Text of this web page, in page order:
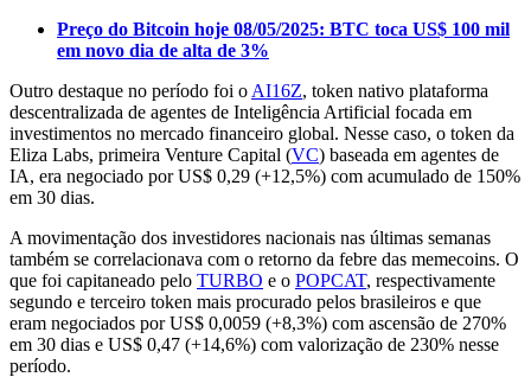
Preço do Bitcoin hoje 08/05/2025: BTC toca US$ 100 mil
em novo dia de alta de 3%
Outro destaque no período foi o AI16Z, token nativo plataforma
descentralizada de agentes de Inteligência Artificial focada em
investimentos no mercado financeiro global. Nesse caso, o token da
Eliza Labs, primeira Venture Capital (VC) baseada em agentes de
IA, era negociado por US$ 0,29 (+12,5%) com acumulado de 150%
em 30 dias.
A movimentação dos investidores nacionais nas últimas semanas
também se correlacionava com o retorno da febre das memecoins. O
que foi capitaneado pelo TURBO e o POPCAT, respectivamente
segundo e terceiro token mais procurado pelos brasileiros e que
eram negociados por US$ 0,0059 (+8,3%) com ascensão de 270%
em 30 dias e US$ 0,47 (+14,6%) com valorização de 230% nesse
período.